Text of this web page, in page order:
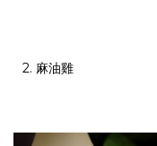
2. 麻油雞